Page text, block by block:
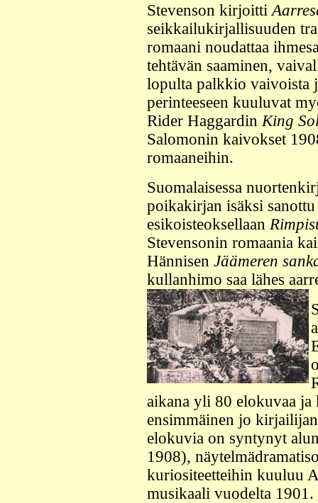
Stevenson kirjoitti
seikkailukirjallisuuden
romaani noudattaa
tehtävän saaminen,
lopulta palkkio vaivoista
perinteeseen kuuluvat
Rider Haggardin King
Salomonin kaivokset
romaaneihin.
Suomalaisessa
poikakirjan isäksi
esikoisteoksellaan
Stevensonin romaania
Hännisen Jäämeren
kullanhimo saa lähes
aikana yli 80 elokuvaa ja
ensimmäinen jo
elokuvia on syntynyt
1908),
kuriositeetteihin kuuluu
musikaali vuodelta 1901.